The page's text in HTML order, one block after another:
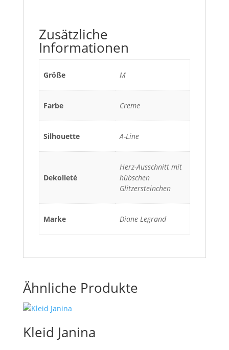
Zusätzliche
Informationen
Größe M
Farbe Creme
Silhouette A-Line
Dekolleté
Herz-Ausschnitt mit
hübschen
Glitzersteinchen
Marke Diane Legrand
Ähnliche Produkte
Kleid Janina